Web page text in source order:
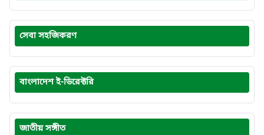
সেবা সহজিকরণ
বাংলাদেশ ই-ডিরেক্টরি
জাতীয় সঙ্গীত